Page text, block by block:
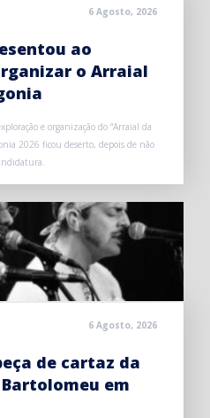
6 Agosto, 2026
ao
o Arraial
e organização do “Arraial da
2026 ficou deserto, depois de não
6 Agosto, 2026
de cartaz da
em